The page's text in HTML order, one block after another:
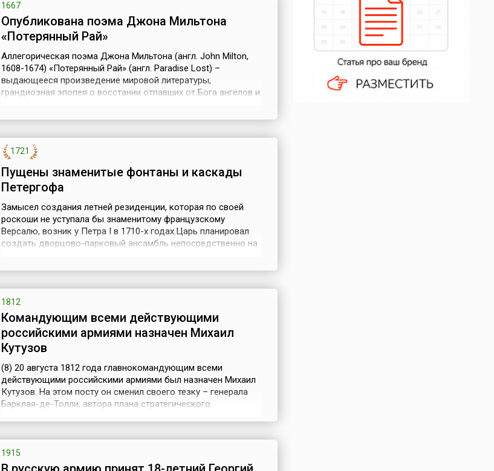
1667
Опубликована поэма Джона Мильтона
«Потерянный Рай»
Аллегорическая поэма Джона Мильтона (англ. John Milton,
1608-1674) «Потерянный Рай» (англ. Paradise Lost) –
выдающееся произведение мировой литературы,
грандиозная эпопея о восстании отпавших от Бога ангелов и
(1674): седьмая и десята...
1721
Пущены знаменитые фонтаны и каскады
Петергофа
Замысел создания летней резиденции, которая по своей
роскоши не уступала бы знаменитому французскому
Версалю, возник у Петра I в 1710-х годах.Царь планировал
создать дворцово-парковый ансамбль непосредственно на
питавшихся бьющими из-под з...
1812
Командующим всеми действующими
российскими армиями назначен Михаил
Кутузов
(8) 20 августа 1812 года главнокомандующим всеми
действующими российскими армиями был назначен Михаил
Кутузов. На этом посту он сменил своего тезку – генерала
Барклая-де-Толли, автора плана стратегического
вызвало резкое недовольство патриотических сил при
царском дворе и среди военных. Команд...
1915